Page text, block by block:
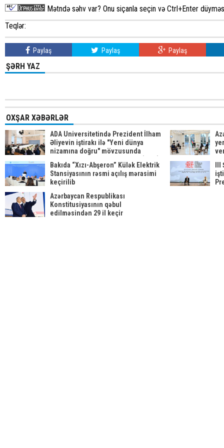
Mətndə səhv var? Onu siçanla seçin və Ctrl+Enter
Teqlər:
Paylaş Paylaş Paylaş
ŞƏRH YAZ
OXŞAR XƏBƏRLƏR
ADA Universitetində Prezident İlham
Əliyevin iştirakı ilə "Yeni dünya
nizamına doğru" mövzusunda
Bakıda “Xızı-Abşeron” Külək Elektrik
Stansiyasının rəsmi açılış mərasimi
keçirilib
Azərbaycan Respublikası
Konstitusiyasının qəbul
edilməsindən 29 il keçir